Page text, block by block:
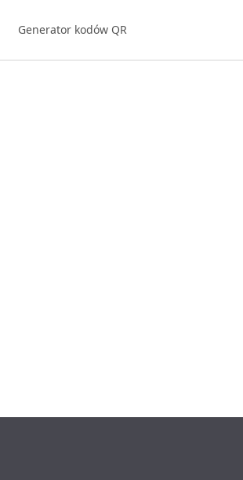
Generator kodów QR